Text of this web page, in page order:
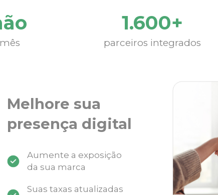
1.600+
parceiros integrados
Melhore sua
presença digital
Aumente a exposição
da sua marca
Suas taxas atualizadas